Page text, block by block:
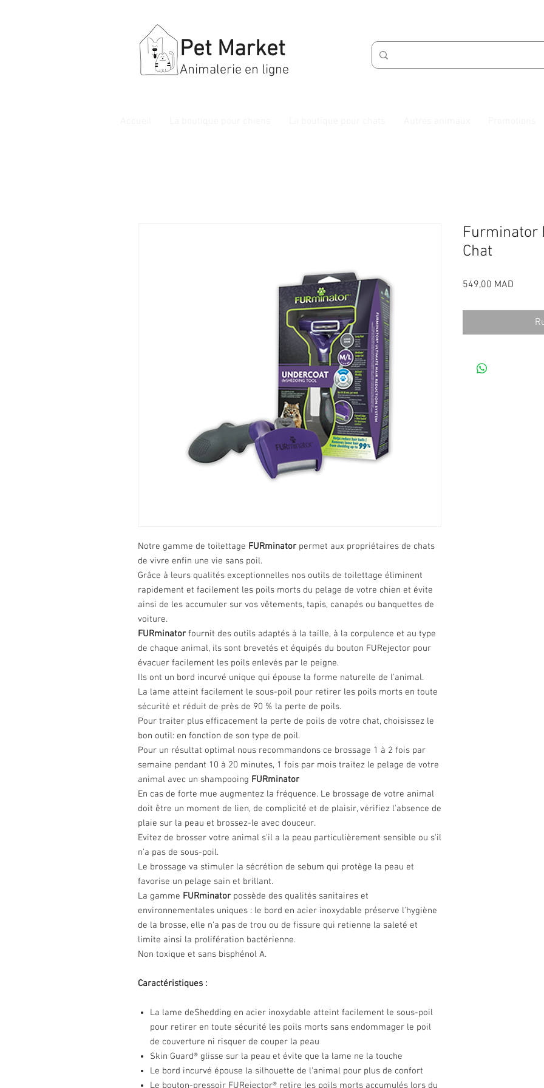
Pet Market
Animalerie en ligne
Notre gamme de toilettage FURminator permet aux propriétaires de chats
de vivre enfin une vie sans poil.
Grâce à leurs qualités exceptionnelles nos outils de toilettage éliminent
rapidement et facilement les poils morts du pelage de votre chien et évite
ainsi de les accumuler sur vos vêtements, tapis, canapés ou banquettes de
voiture.
FURminator fournit des outils adaptés à la taille, à la corpulence et au type
de chaque animal, ils sont brevetés et équipés du bouton FURejector pour
évacuer facilement les poils enlevés par le peigne.
Ils ont un bord incurvé unique qui épouse la forme naturelle de l'animal.
La lame atteint facilement le sous-poil pour retirer les poils morts en toute
sécurité et réduit de près de 90 % la perte de poils.
Pour traiter plus efficacement la perte de poils de votre chat, choisissez le
bon outil: en fonction de son type de poil.
Pour un résultat optimal nous recommandons ce brossage 1 à 2 fois par
semaine pendant 10 à 20 minutes, 1 fois par mois traitez le pelage de votre
animal avec un shampooing FURminator
En cas de forte mue augmentez la fréquence. Le brossage de votre animal
doit être un moment de lien, de complicité et de plaisir, vérifiez l'absence de
plaie sur la peau et brossez-le avec douceur.
Evitez de brosser votre animal s'il a la peau particulièrement sensible ou s'il
n'a pas de sous-poil.
Le brossage va stimuler la sécrétion de sebum qui protège la peau et
favorise un pelage sain et brillant.
La gamme FURminator possède des qualités sanitaires et
environnementales uniques : le bord en acier inoxydable préserve l'hygiène
de la brosse, elle n'a pas de trou ou de fissure qui retienne la saleté et
limite ainsi la prolifération bactérienne.
Non toxique et sans bisphénol A.
Caractéristiques :
La lame deShedding en acier inoxydable atteint facilement le sous-poil
pour retirer en toute sécurité les poils morts sans endommager le poil
de couverture ni risquer de couper la peau
Skin Guard® glisse sur la peau et évite que la lame ne la touche
Le bord incurvé épouse la silhouette de l'animal pour plus de confort
Le bouton-pressoir FURejector® retire les poils morts accumulés lors du
Furminator
Chat
549,00 MAD